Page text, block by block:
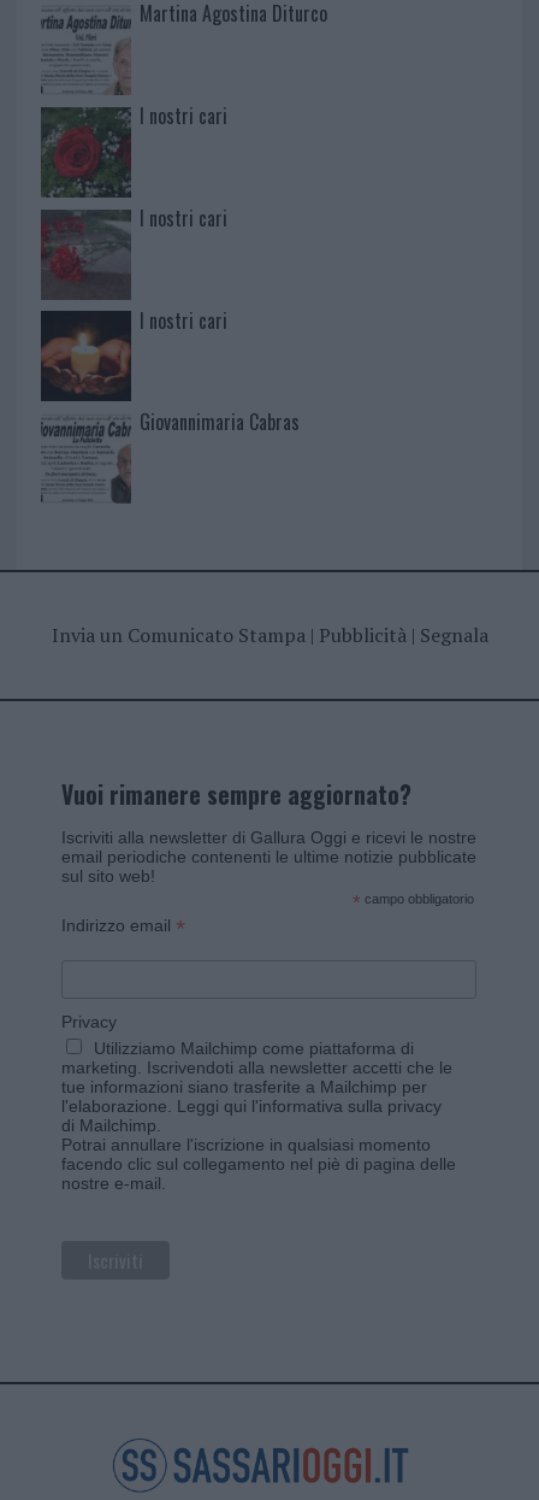
Martina Agostina Diturco
I nostri cari
I nostri cari
I nostri cari
Giovannimaria Cabras
Invia un Comunicato Stampa| Pubblicità| Segnala
Vuoi rimanere sempre aggiornato?
Iscriviti alla newsletter di Gallura Oggi e ricevi le nostre
email periodiche contenenti le ultime notizie pubblicate
sul sito web!
* campo obbligatorio
Indirizzo email *
Privacy
Utilizziamo Mailchimp come piattaforma di
marketing. Iscrivendoti alla newsletter accetti che le
tue informazioni siano trasferite a Mailchimp per
l'elaborazione. Leggi qui l'informativa sulla privacy
di Mailchimp
Potrai annullare l'iscrizione in qualsiasi momento
facendo clic sul collegamento nel piè di pagina delle
nostre e-mail.